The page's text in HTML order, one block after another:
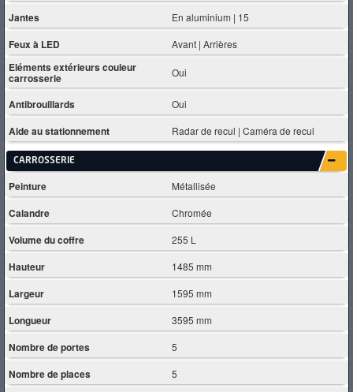
Jantes En aluminium | 15
Feux à LED Avant | Arrières
Eléments extérieurs couleur
carrosserie Oui
Antibrouillards Oui
Aide au stationnement Radar de recul | Caméra de recul
CARROSSERIE
Peinture Métallisée
Calandre Chromée
Volume du coffre 255 L
Hauteur 1485 mm
Largeur 1595 mm
Longueur 3595 mm
Nombre de portes 5
Nombre de places 5